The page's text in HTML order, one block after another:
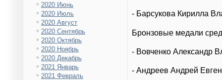
2020 Июнь
2020 Июль
2020 Август
2020 Сентябрь
2020 Октябрь
2020 Ноябрь
2020 Декабрь
2021 Январь
2021 Февраль
- Барсукова Кирилла
Бронзовые медали
- Вовченко Александр
- Андреев Андрей